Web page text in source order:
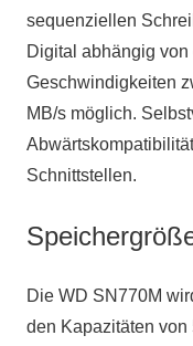
sequenziellen
Digital abhängig
Geschwindigkeiten
MB/s möglich.
Schnittstellen.
Die WD SN770M
den Kapazitäten